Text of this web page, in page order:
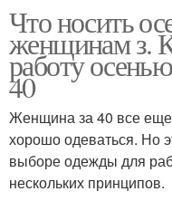
Что носить
женщинам з.
работу
40
Женщина за 40 все еще
хорошо одеваться. Но
выборе одежды для
нескольких принципов.